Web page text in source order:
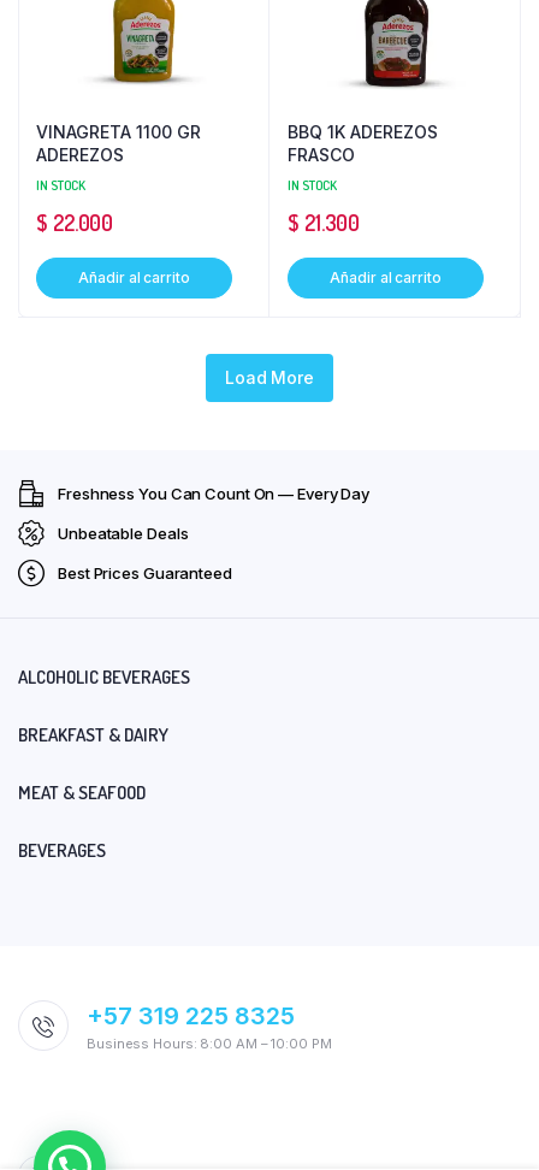
VINAGRETA 1100 GR
ADEREZOS
IN STOCK
$ 22.000
Añadir al carrito
BBQ 1K ADEREZOS
FRASCO
IN STOCK
$ 21.300
Añadir al carrito
Load More
Freshness You Can Count On — Every Day
Unbeatable Deals
Best Prices Guaranteed
ALCOHOLIC BEVERAGES
BREAKFAST & DAIRY
MEAT & SEAFOOD
BEVERAGES
+57 319 225 8325
Business Hours: 8:00 AM – 10:00 PM